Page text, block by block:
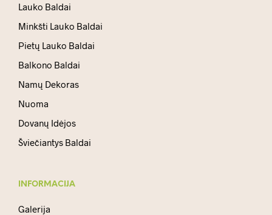
Lauko Baldai
Minkšti Lauko Baldai
Pietų Lauko Baldai
Balkono Baldai
Namų Dekoras
Nuoma
Dovanų Idėjos
Šviečiantys Baldai
INFORMACIJA
Galerija